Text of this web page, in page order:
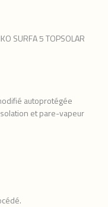
SURFA 5 TOPSOLAR
autoprotégée
et pare-vapeur